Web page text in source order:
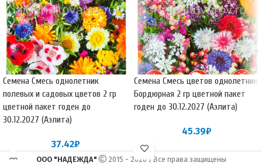
Семена Смесь однолетник
полевых и садовых цветов 2 гр
цветной пакет годен до
30.12.2027 (Аэлита)
37.42₽
Семена Смесь цветов однолетник
Бордюрная 2 гр цветной пакет
годен до 30.12.2027 (Аэлита)
45.39₽
ООО "НАДЕЖДА" 2015 - 2026 | Все права защищены